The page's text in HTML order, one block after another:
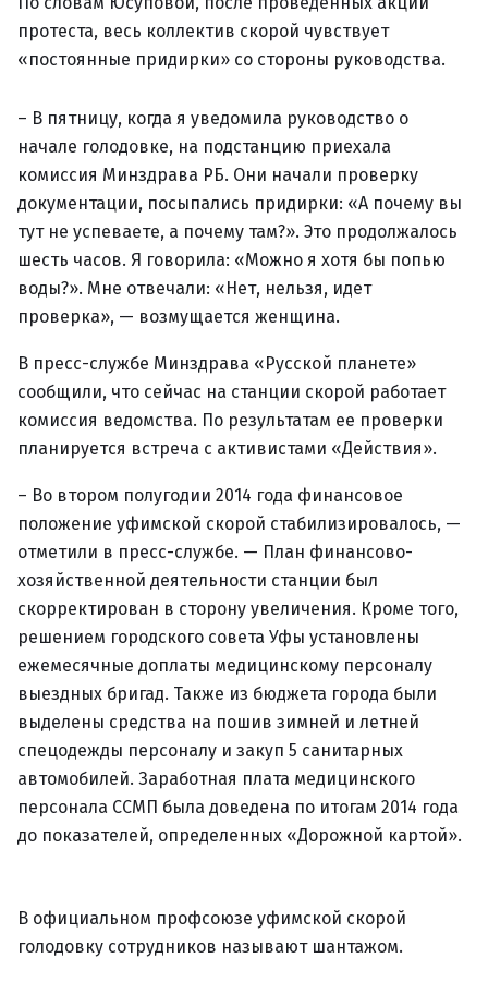
протеста, весь коллектив скорой чувствует
«постоянные придирки» со стороны руководства.
– В пятницу, когда я уведомила руководство о
начале голодовке, на подстанцию приехала
комиссия Минздрава РБ. Они начали проверку
документации, посыпались придирки: «А почему вы
тут не успеваете, а почему там?». Это продолжалось
шесть часов. Я говорила: «Можно я хотя бы попью
воды?». Мне отвечали: «Нет, нельзя, идет
проверка», — возмущается женщина.
В пресс-службе Минздрава «Русской планете»
сообщили, что сейчас на станции скорой работает
комиссия ведомства. По результатам ее проверки
планируется встреча с активистами «Действия».
– Во втором полугодии 2014 года финансовое
положение уфимской скорой стабилизировалось, —
отметили в пресс-службе. — План финансово-
хозяйственной деятельности станции был
скорректирован в сторону увеличения. Кроме того,
решением городского совета Уфы установлены
ежемесячные доплаты медицинскому персоналу
выездных бригад. Также из бюджета города были
выделены средства на пошив зимней и летней
спецодежды персоналу и закуп 5 санитарных
автомобилей. Заработная плата медицинского
персонала ССМП была доведена по итогам 2014 года
до показателей, определенных «Дорожной картой».
В официальном профсоюзе уфимской скорой
голодовку сотрудников называют шантажом.